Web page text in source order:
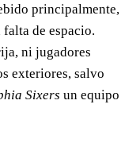
principalmente,
de espacio.
ni jugadores
exteriores, salvo
Sixers un equipo